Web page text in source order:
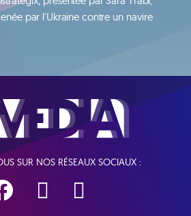
par l'Ukraine contre un navire
SUR NOS RÉSEAUX SOCIAUX :